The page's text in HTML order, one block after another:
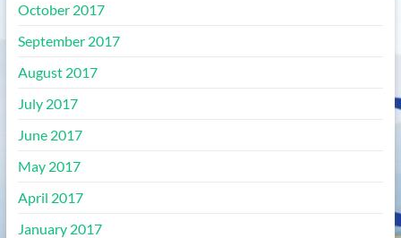
October 2017
September 2017
August 2017
July 2017
June 2017
May 2017
April 2017
January 2017